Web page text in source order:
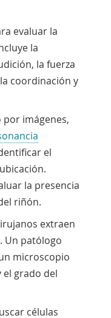
evaluar la
la
la fuerza
coordinación y
imágenes,
el
la presencia
riñón.
extraen
Un patólogo
microscopio
grado del
células